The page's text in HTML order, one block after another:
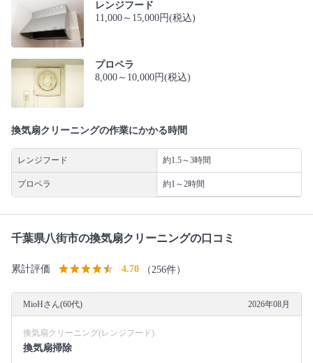
レンジフード
11,000～15,000円(税込)
プロペラ
8,000～10,000円(税込)
換気扇クリーニングの作業にかかる時間
レンジフード 約1.5～3時間
プロペラ 約1～2時間
千葉県八街市の換気扇クリーニングの口コミ
累計評価 4.70 （256件）
MioHさん(60代) 2026年08月
換気扇クリーニング(レンジフード)
換気扇掃除